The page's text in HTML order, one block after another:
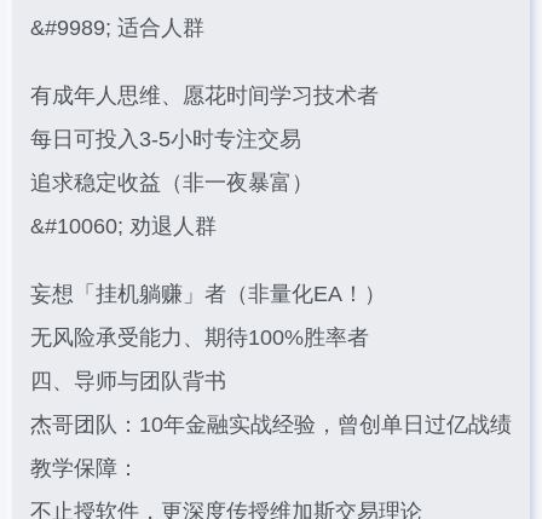
&#9989; 适合人群
有成年人思维、愿花时间学习技术者
每日可投入3-5小时专注交易
追求稳定收益（非一夜暴富）
&#10060; 劝退人群
妄想「挂机躺赚」者（非量化EA！）
无风险承受能力、期待100%胜率者
四、导师与团队背书
杰哥团队：10年金融实战经验，曾创单日过亿战绩
教学保障：
不止授软件，更深度传授维加斯交易理论